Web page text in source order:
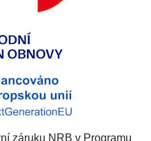
záruku NRB v Programu